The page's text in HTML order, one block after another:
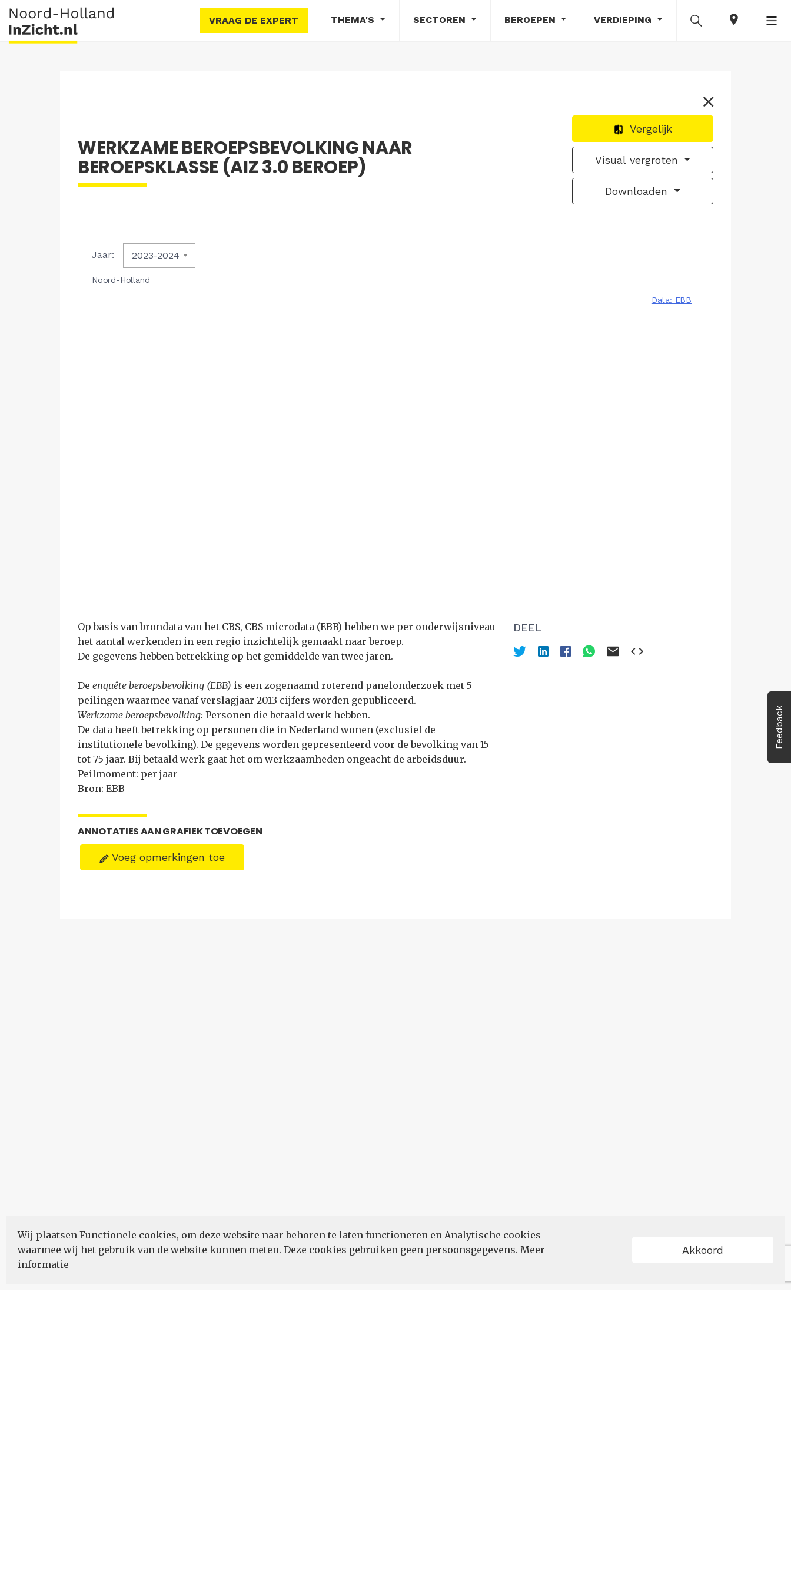
VRAAG DE EXPERT THEMA'S SECTOREN BEROEPEN VERDIEPING
Feedback
Wij plaatsen Functionele cookies, om deze website naar behoren te laten functioneren en Analytische cookies
waarmee wij het gebruik van de website kunnen meten. Deze cookies gebruiken geen persoonsgegevens. Meer
informatie
Akkoord
Vergelijk
Visual vergroten
Downloaden
WERKZAME BEROEPSBEVOLKING NAAR
BEROEPSKLASSE (AIZ 3.0 BEROEP)
Op basis van brondata van het CBS, CBS microdata (EBB) hebben we per onderwijsniveau
het aantal werkenden in een regio inzichtelijk gemaakt naar beroep.
De gegevens hebben betrekking op het gemiddelde van twee jaren.
De enquête beroepsbevolking (EBB) is een zogenaamd roterend panelonderzoek met 5
peilingen waarmee vanaf verslagjaar 2013 cijfers worden gepubliceerd.
Werkzame beroepsbevolking: Personen die betaald werk hebben.
De data heeft betrekking op personen die in Nederland wonen (exclusief de
institutionele bevolking). De gegevens worden gepresenteerd voor de bevolking van 15
tot 75 jaar. Bij betaald werk gaat het om werkzaamheden ongeacht de arbeidsduur.
Peilmoment: per jaar
Bron: EBB
DEEL
ANNOTATIES AAN GRAFIEK TOEVOEGEN
Voeg opmerkingen toe
POWERED BY